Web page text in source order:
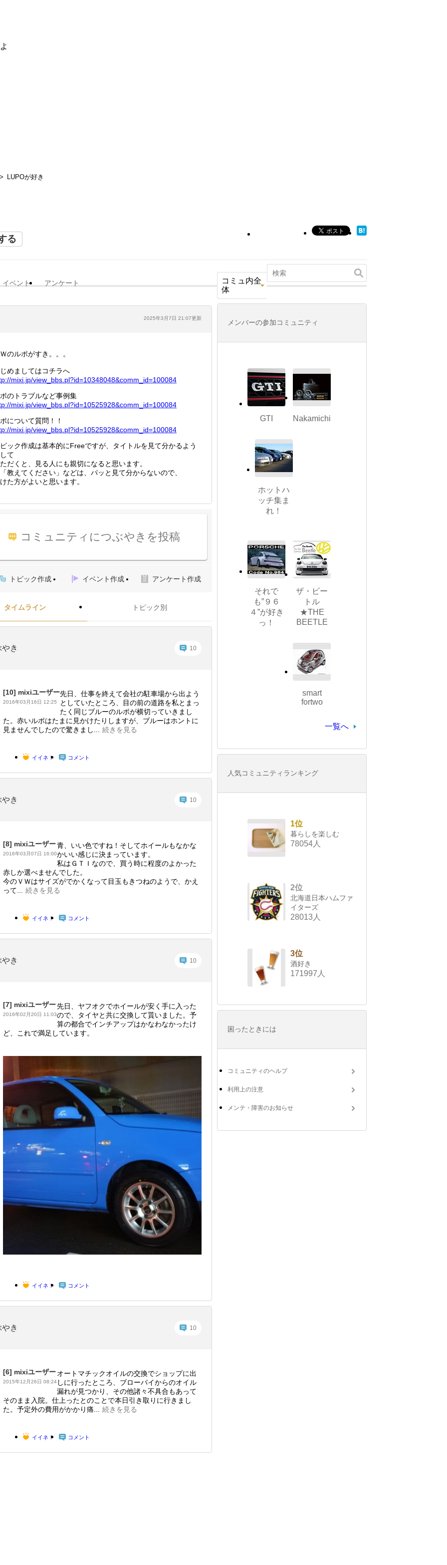
LUPOが好き
る
イベント アンケート
コミュ内全
体
2025年3月7日 21:07更新
のルポがすき。。。
めましてはコチラへ
mixi.jp/view_bbs.pl?id=10348048&comm_id=100084
のトラブルなど事例集
mixi.jp/view_bbs.pl?id=10525928&comm_id=100084
について質問！！
mixi.jp/view_bbs.pl?id=10525928&comm_id=100084
ック作成は基本的にFreeですが、タイトルを見て分かるよう
て
だくと、見る人にも親切になると思います。
教えてください」などは、パッと見て分からないので、
た方がよいと思います。
コミュニティにつぶやきを投稿
トピック作成 イベント作成 アンケート作成
タイムライン トピック別
き 10
[10] mixiユーザー
2016年03月16日 12:25
先日、仕事を終えて会社の駐車場から出よう
としていたところ、目の前の道路を私とまっ
たく同じブルーのルポが横切っていきまし
た。赤いルポはたまに見かけたりしますが、ブルーはホントに
見ませんでしたので驚きまし...
続きを見る
イイネ！ コメント
き 10
[8] mixiユーザー
2016年03月07日 16:00
青、いい色ですね！そしてホイールもなかな
かいい感じに決まっています。
私はＧＴＩなので、買う時に程度のよかった
赤しか選べませんでした。
今のＶＷはサイズがでかくなって目玉もきつねのようで、かえ
って...
続きを見る
イイネ！ コメント
き 10
[7] mixiユーザー
2016年02月20日 11:03
先日、ヤフオクでホイールが安く手に入った
ので、タイヤと共に交換して貰いました。予
算の都合でインチアップはかなわなかったけ
ど、これで満足しています。
イイネ！ コメント
き 10
[6] mixiユーザー
2015年12月26日 08:24
オートマチックオイルの交換でショップに出
しに行ったところ、ブローバイからのオイル
漏れが見つかり、その他諸々不具合もあって
そのまま入院。仕上ったとのことで本日引き取りに行きまし
た。予定外の費用がかかり痛...
続きを見る
イイネ！ コメント
メンバーの参加コミュニティ
GTI Nakamichi
ホットハ
ッチ集ま
れ！
それで
も”９６
４”が好き
っ！
ザ・ビー
トル
★THE
BEETLE
smart
fortwo
一覧へ
人気コミュニティランキング
1位
暮らしを楽しむ
78054人
2位
北海道日本ハムファ
イターズ
28013人
3位
酒好き
171997人
困ったときには
コミュニティのヘルプ
利用上の注意
メンテ・障害のお知らせ